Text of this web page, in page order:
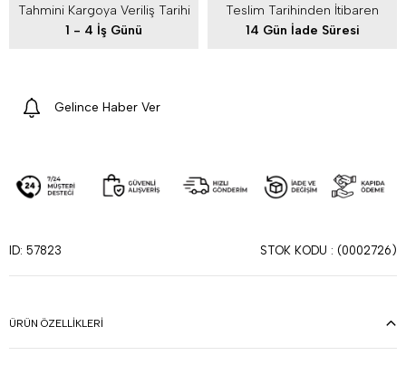
Tahmini Kargoya Veriliş Tarihi
1 - 4 İş Günü
Teslim Tarihinden İtibaren
14 Gün İade Süresi
Gelince Haber Ver
ID: 57823 STOK KODU (0002726)
ÜRÜN ÖZELLIKLERI